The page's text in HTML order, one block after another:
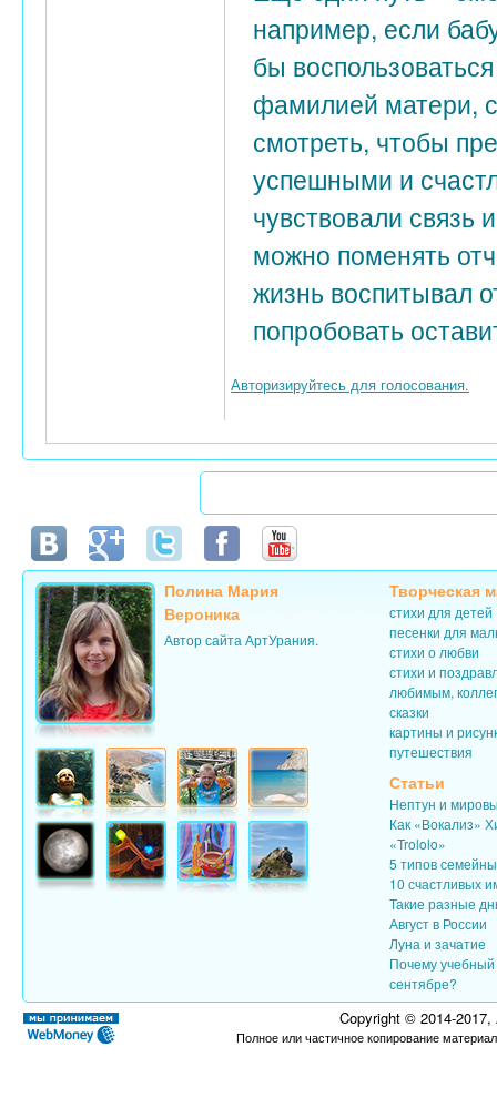
например, если
бы
фамилией матери,
смотреть, чтобы
успешными и
чувствовали связь
можно поменять
жизнь воспитывал
попробовать
Авторизируйтесь для голосования.
Полина Мария
Вероника
Автор сайта АртУрания.
Творческая
стихи для детей
песенки для
стихи о любви
стихи и
любимым,
сказки
картины и
путешествия
Статьи
Нептун и
Как «Вокализ»
«Trololo»
5 типов
10 счастливых
Такие разные
Август в России
Луна и зачатие
Почему учебный
сентябре?
Copyright © 2014-
Полное или частичное копирование